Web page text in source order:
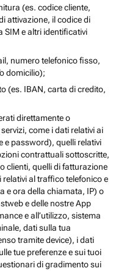
(es. codice cliente,
attivazione, il codice di
SIM e altri identificativi
numero telefonico fisso,
domicilio);
(es. IBAN, carta di credito,
direttamente o
come i dati relativi ai
e password), quelli relativi
contrattuali sottoscritte,
clienti, quelli di fatturazione
al traffico telefonico e
e ora della chiamata, IP) o
e delle nostre App
e all’utilizzo, sistema
dati sulla tua
tramite device), i dati
tue preferenze e sui tuoi
di gradimento sui